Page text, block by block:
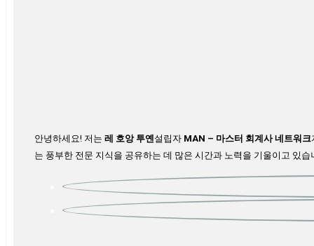
안녕하세요! 저는 레 호앙 투옌설립자 MAN – 마스터 회계사 네트워크
는 풍부한 전문 지식을 공유하는 데 많은 시간과 노력을 기울이고 있